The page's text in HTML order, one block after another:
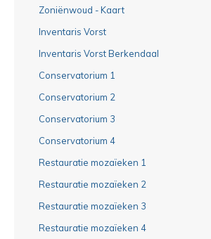
Zoniënwoud - Kaart
Inventaris Vorst
Inventaris Vorst Berkendaal
Conservatorium 1
Conservatorium 2
Conservatorium 3
Conservatorium 4
Restauratie mozaïeken 1
Restauratie mozaïeken 2
Restauratie mozaïeken 3
Restauratie mozaïeken 4